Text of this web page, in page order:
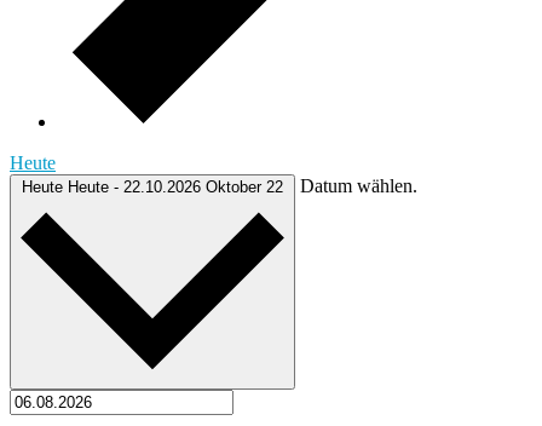
Heute
Heute Heute - 22.10.2026 Oktober 22 Datum wählen.